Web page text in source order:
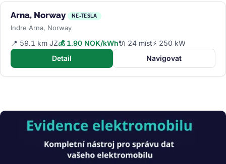
Arna, Norway NE-TESLA
Indre Arna, Norway
📍 59.1 km JZ💰 1.90 NOK/kWh🔌 24 míst⚡ 250 kW
Detail
Navigovat
Obrázek